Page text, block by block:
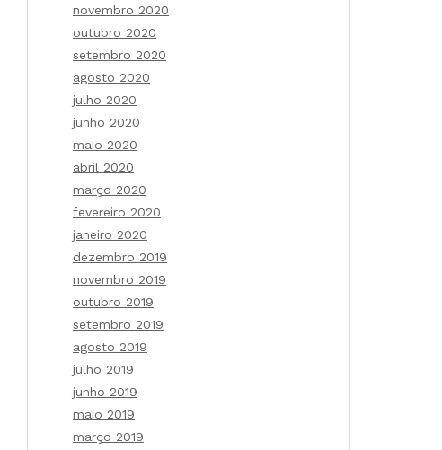
novembro 2020
outubro 2020
setembro 2020
agosto 2020
julho 2020
junho 2020
maio 2020
abril 2020
março 2020
fevereiro 2020
janeiro 2020
dezembro 2019
novembro 2019
outubro 2019
setembro 2019
agosto 2019
julho 2019
junho 2019
maio 2019
março 2019